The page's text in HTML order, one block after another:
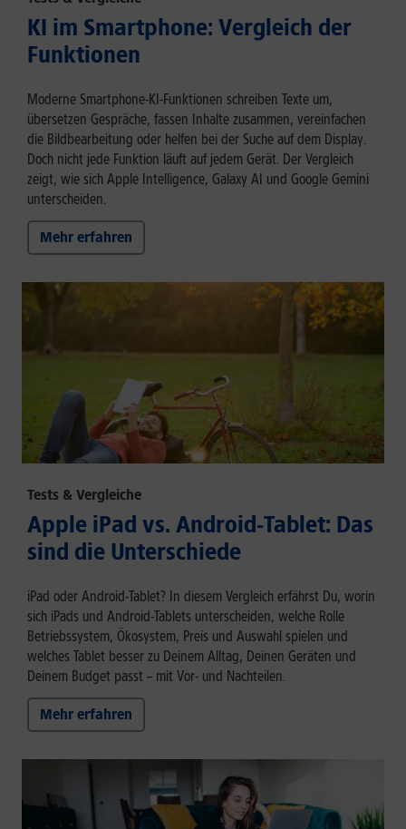
KI im Smartphone: Vergleich der
Funktionen
Moderne Smartphone-KI-Funktionen schreiben Texte um,
übersetzen Gespräche, fassen Inhalte zusammen, vereinfachen
die Bildbearbeitung oder helfen bei der Suche auf dem Display.
Doch nicht jede Funktion läuft auf jedem Gerät. Der Vergleich
zeigt, wie sich Apple Intelligence, Galaxy AI und Google Gemini
unterscheiden.
Mehr erfahren
Tests & Vergleiche
Apple iPad vs. Android-Tablet: Das
sind die Unterschiede
iPad oder Android-Tablet? In diesem Vergleich erfährst Du, worin
sich iPads und Android-Tablets unterscheiden, welche Rolle
Betriebssystem, Ökosystem, Preis und Auswahl spielen und
welches Tablet besser zu Deinem Alltag, Deinen Geräten und
Deinem Budget passt – mit Vor- und Nachteilen.
Mehr erfahren